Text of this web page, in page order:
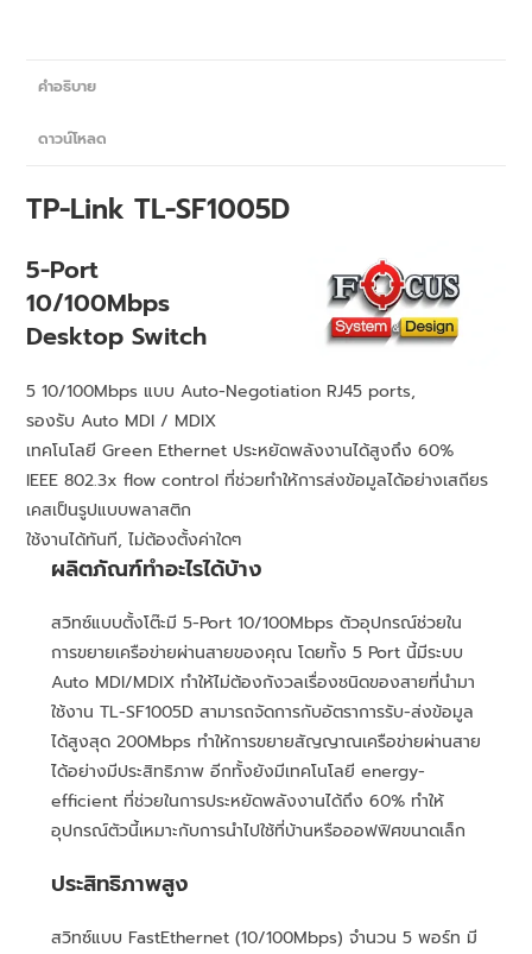
คำอธิบาย
ดาวน์โหลด
TP-Link TL-SF1005D
5-Port
10/100Mbps
Desktop Switch
5 10/100Mbps แบบ Auto-Negotiation RJ45 ports,
รองรับ Auto MDI / MDIX
เทคโนโลยี Green Ethernet ประหยัดพลังงานได้สูงถึง 60%
IEEE 802.3x flow control ที่ช่วยทำให้การส่งข้อมูลได้อย่างเสถียร
เคสเป็นรูปแบบพลาสติก
ใช้งานได้ทันที, ไม่ต้องตั้งค่าใดๆ
ผลิตภัณฑ์ทำอะไรได้บ้าง
สวิทซ์แบบตั้งโต๊ะมี 5-Port 10/100Mbps ตัวอุปกรณ์ช่วยใน
การขยายเครือข่ายผ่านสายของคุณ โดยทั้ง 5 Port นี้มีระบบ
Auto MDI/MDIX ทำให้ไม่ต้องกังวลเรื่องชนิดของสายที่นำมา
ใช้งาน TL-SF1005D สามารถจัดการกับอัตราการรับ-ส่งข้อมูล
ได้สูงสุด 200Mbps ทำให้การขยายสัญญาณเครือข่ายผ่านสาย
ได้อย่างมีประสิทธิภาพ อีกทั้งยังมีเทคโนโลยี energy-
efficient ที่ช่วยในการประหยัดพลังงานได้ถึง 60% ทำให้
อุปกรณ์ตัวนี้เหมาะกับการนำไปใช้ที่บ้านหรือออฟฟิศขนาดเล็ก
ประสิทธิภาพสูง
สวิทซ์แบบ FastEthernet (10/100Mbps) จำนวน 5 พอร์ท มี